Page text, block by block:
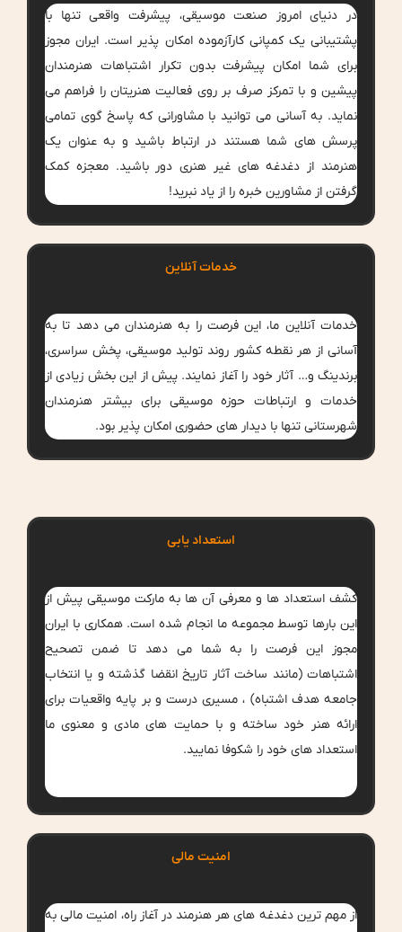
در دنیای امروز صنعت موسیقی، پیشرفت واقعی تنها با
پشتیبانی یک کمپانی کارآزموده امکان پذیر است. ایران مجوز
برای شما امکان پیشرفت بدون تکرار اشتباهات هنرمندان
پیشین و با تمرکز صرف بر روی فعالیت هنریتان را فراهم می
نماید. به آسانی می توانید با مشاورانی که پاسخ گوی تمامی
پرسش های شما هستند در ارتباط باشید و به عنوان یک
هنرمند از دغدغه های غیر هنری دور باشید. معجزه کمک
گرفتن از مشاورین خبره را از یاد نبرید!
خدمات آنلاین
خدمات آنلاین ما، این فرصت را به هنرمندان می دهد تا به
آسانی از هر نقطه کشور روند تولید موسیقی، پخش سراسری،
برندینگ و… آثار خود را آغاز نمایند. پیش از این بخش زیادی از
خدمات و ارتباطات حوزه موسیقی برای بیشتر هنرمندان
شهرستانی تنها با دیدار های حضوری امکان پذیر بود.
امنیت مالی
از مهم ترین دغدغه های هر هنرمند در آغاز راه، امنیت مالی به
استعداد یابی
کشف استعداد ها و معرفی آن ها به مارکت موسیقی پیش از
این بارها توسط مجموعه ما انجام شده است. همکاری با ایران
مجوز این فرصت را به شما می دهد تا ضمن تصحیح
اشتباهات (مانند ساخت آثار تاریخ انقضا گذشته و یا انتخاب
جامعه هدف اشتباه) ، مسیری درست و بر پایه واقعیات برای
ارائه هنر خود ساخته و با حمایت های مادی و معنوی ما
استعداد های خود را شکوفا نمایید.